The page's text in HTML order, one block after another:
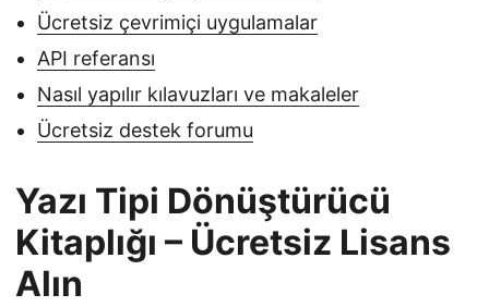
Ücretsiz çevrimiçi uygulamalar
API referansı
Nasıl yapılır kılavuzları ve makaleler
Ücretsiz destek forumu
Yazı Tipi Dönüştürücü
Kitaplığı – Ücretsiz Lisans
Alın